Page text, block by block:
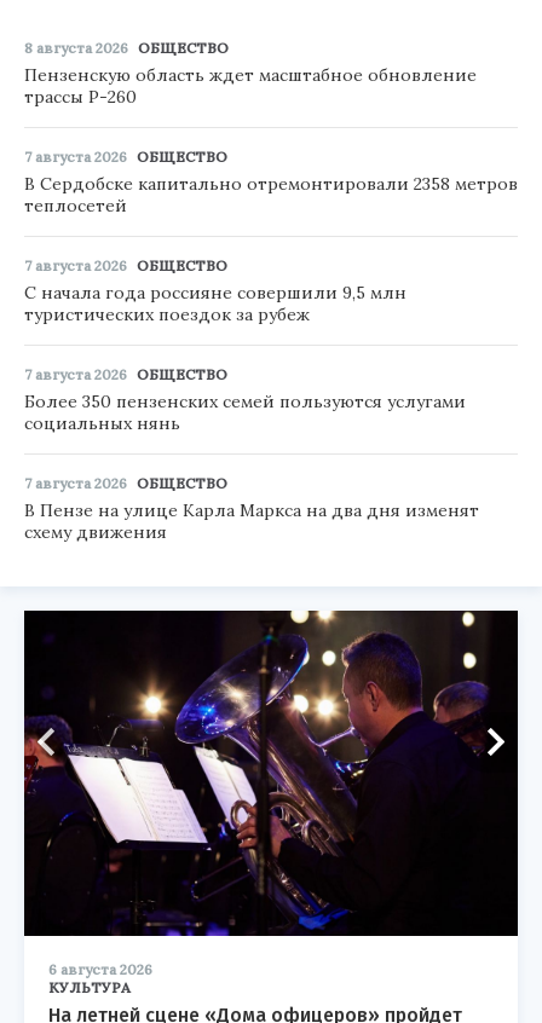
8 августа 2026 ОБЩЕСТВО
Пензенскую область ждет масштабное обновление
трассы Р-260
7 августа 2026 ОБЩЕСТВО
В Сердобске капитально отремонтировали 2358 метров
теплосетей
7 августа 2026 ОБЩЕСТВО
С начала года россияне совершили 9,5 млн
туристических поездок за рубеж
7 августа 2026 ОБЩЕСТВО
Более 350 пензенских семей пользуются услугами
социальных нянь
7 августа 2026 ОБЩЕСТВО
В Пензе на улице Карла Маркса на два дня изменят
схему движения
6 августа 2026
КУЛЬТУРА
На летней сцене «Дома офицеров» пройдет